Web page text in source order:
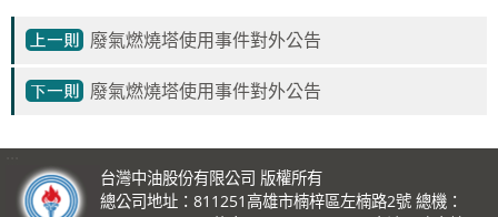
廢氣燃燒塔使用事件對外公告
廢氣燃燒塔使用事件對外公告
台灣中油股份有限公司 版權所有
總公司地址：811251高雄市楠梓區左楠路2號 總機：